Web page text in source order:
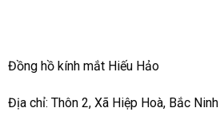
Đồng hồ kính mắt Hiếu Hảo
Địa chỉ: Thôn 2, Xã Hiệp Hoà, Bắc Ninh